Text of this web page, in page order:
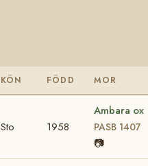
KÖN FÖDD MOR
Sto 1958
Ambara ox
PASB 1407
📷